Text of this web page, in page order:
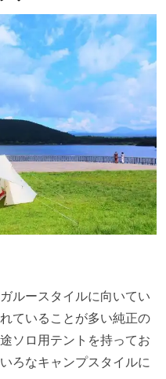
ルースタイルに向いてい
ていることが多い純正の
ソロ用テントを持ってお
ろなキャンプスタイルに